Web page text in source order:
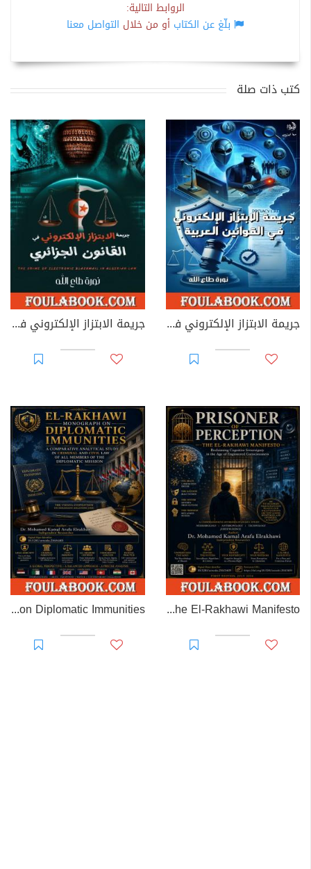
الروابط التالية:
بلّغ عن الكتاب أو من خلال التواصل معنا
كتب ذات صلة
جريمة الابتزاز الإلكتروني في القوانين العربية جريمة الابتزاز الإلكتروني في القانون الجزائري
Prisoner of Perception: The El-Rakhawi Manifesto
EL-RAKHAWI MONOGRAPH on Diplomatic Immunities